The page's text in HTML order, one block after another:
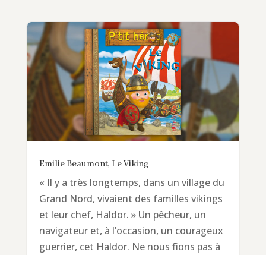
Emilie Beaumont, Le Viking
« Il y a très longtemps, dans un village du
Grand Nord, vivaient des familles vikings
et leur chef, Haldor. » Un pêcheur, un
navigateur et, à l’occasion, un courageux
guerrier, cet Haldor. Ne nous fions pas à